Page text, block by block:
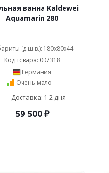
ванна Kaldewei
Aquamarin 280
(д.ш.в.): 180x80x44
Код товара: 007318
Германия
Очень мало
Доставка: 1-2 дня
59 500₽